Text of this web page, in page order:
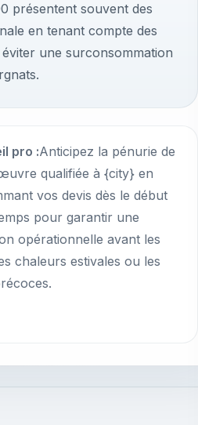
présentent souvent des
en tenant compte des
une surconsommation
pro :Anticipez la pénurie de
qualifiée à {city} en
vos devis dès le début
pour garantir une
opérationnelle avant les
chaleurs estivales ou les